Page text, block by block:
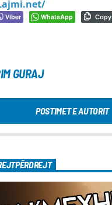
Viber WhatsApp Copy
GURAJ
POSTIMET E AUTORIT